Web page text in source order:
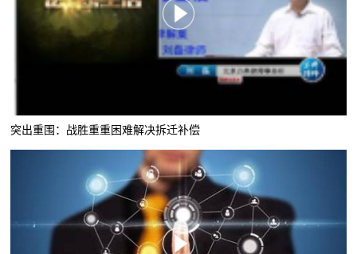
突出重围：战胜重重困难解决拆迁补偿